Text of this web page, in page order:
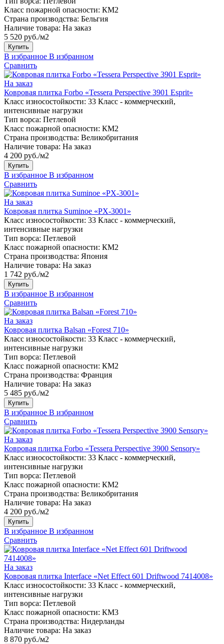
Класс пожарной опасности: КМ2
Страна производства: Бельгия
Наличие товара: На заказ
5 520 руб./м2
Купить
В избранное В избранном
Сравнить
На заказ
Ковровая плитка Forbo «Tessera Perspective 3901 Esprit»
Класс износостойкости: 33 Класс - коммерческий,
интенсивные нагрузки
Тип ворса: Петлевой
Класс пожарной опасности: КМ2
Страна производства: Великобритания
Наличие товара: На заказ
4 200 руб./м2
Купить
В избранное В избранном
Сравнить
На заказ
Ковровая плитка Suminoe «PX-3001»
Класс износостойкости: 33 Класс - коммерческий,
интенсивные нагрузки
Тип ворса: Петлевой
Класс пожарной опасности: КМ2
Страна производства: Япония
Наличие товара: На заказ
1 742 руб./м2
Купить
В избранное В избранном
Сравнить
На заказ
Ковровая плитка Balsan «Forest 710»
Класс износостойкости: 33 Класс - коммерческий,
интенсивные нагрузки
Тип ворса: Петлевой
Класс пожарной опасности: КМ2
Страна производства: Франция
Наличие товара: На заказ
5 485 руб./м2
Купить
В избранное В избранном
Сравнить
На заказ
Ковровая плитка Forbo «Tessera Perspective 3900 Sensory»
Класс износостойкости: 33 Класс - коммерческий,
интенсивные нагрузки
Тип ворса: Петлевой
Класс пожарной опасности: КМ2
Страна производства: Великобритания
Наличие товара: На заказ
4 200 руб./м2
Купить
В избранное В избранном
Сравнить
На заказ
Ковровая плитка Interface «Net Effect 601 Driftwood 7414008»
Класс износостойкости: 33 Класс - коммерческий,
интенсивные нагрузки
Тип ворса: Петлевой
Класс пожарной опасности: КМ3
Страна производства: Нидерланды
Наличие товара: На заказ
8 870 руб./м2